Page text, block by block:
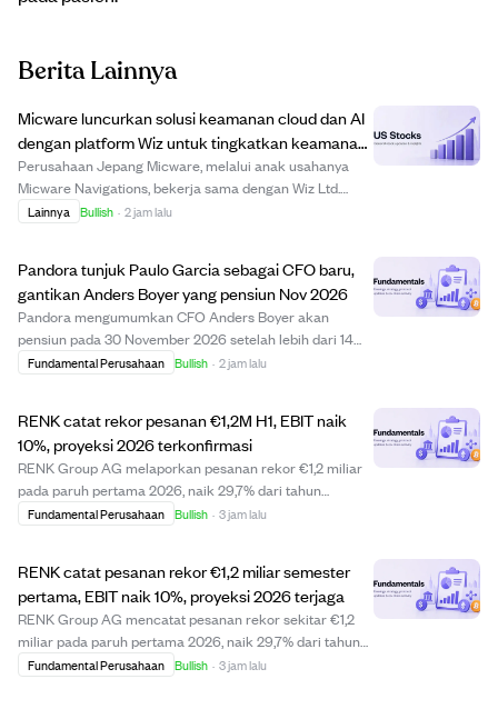
Berita Lainnya
Micware luncurkan solusi keamanan cloud dan AI
dengan platform Wiz untuk tingkatkan keamanan
otomotif.
Perusahaan Jepang Micware, melalui anak usahanya
Micware Navigations, bekerja sama dengan Wiz Ltd.
untuk menyediakan solusi keamanan cloud dan AI
AI ...
Lainnya Bullish · 2 jam lalu
Pandora tunjuk Paulo Garcia sebagai CFO baru,
gantikan Anders Boyer yang pensiun Nov 2026
Pandora mengumumkan CFO Anders Boyer akan
pensiun pada 30 November 2026 setelah lebih dari 14
tahun bekerja. Paulo Garcia, dengan pengalaman 25
Oktober 20...
Fundamental Perusahaan Bullish · 2 jam lalu
RENK catat rekor pesanan €1,2M H1, EBIT naik
10%, proyeksi 2026 terkonfirmasi
RENK Group AG melaporkan pesanan rekor €1,2 miliar
pada paruh pertama 2026, naik 29,7% dari tahun
sebelumnya, didorong oleh permintaan kuat di sektor
Fundamental Perusahaan Bullish · 3 jam lalu
RENK catat pesanan rekor €1,2 miliar semester
pertama, EBIT naik 10%, proyeksi 2026 terjaga
RENK Group AG mencatat pesanan rekor sekitar €1,2
miliar pada paruh pertama 2026, naik 29,7% dari tahun
sebelumnya, didorong oleh permintaan kuat di sektor
Fundamental Perusahaan Bullish · 3 jam lalu